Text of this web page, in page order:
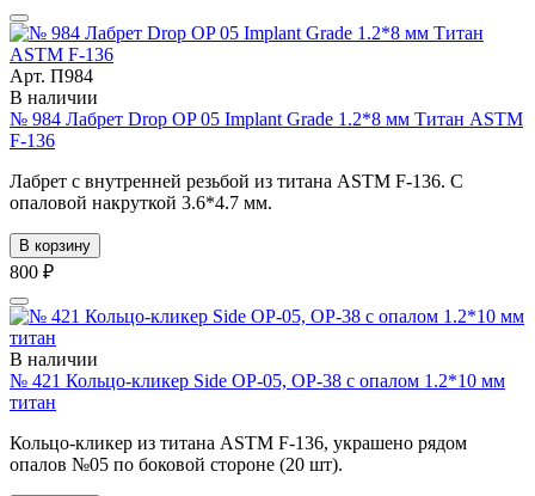
Арт. П984
В наличии
№ 984 Лабрет Drop OP 05 Implant Grade 1.2*8 мм Титан ASTM
F-136
Лабрет с внутренней резьбой из титана ASTM F-136. С
опаловой накруткой 3.6*4.7 мм.
В корзину
800 ₽
В наличии
№ 421 Кольцо-кликер Side OP-05, OP-38 с опалом 1.2*10 мм
титан
Кольцо-кликер из титана ASTM F-136, украшено рядом
опалов №05 по боковой стороне (20 шт).